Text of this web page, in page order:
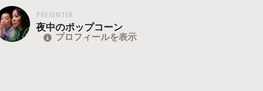
PRESENTER
夜中のポップコーン
プロフィールを表示